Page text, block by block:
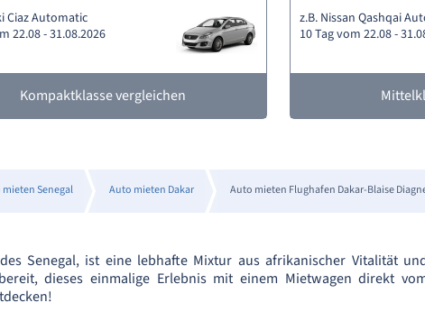
Ciaz Automatic
22.08 - 31.08.2026
Kompaktklasse vergleichen
z.B. Nissan Qashqai
10 Tag vom 22.08 -
Senegal Auto mieten Dakar Auto mieten Flughafen Dakar-Blaise
Senegal, ist eine lebhafte Mixtur aus afrikanischer Vitalität
dieses einmalige Erlebnis mit einem Mietwagen direkt